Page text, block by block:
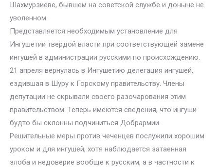
Шахмурзиеве, бывшем на советской службе и доныне не
уволенном.
Представляется необходимым установление для
Ингушетии твердой власти при соответствующей замене
ингушей в администрации русскими по происхождению.
21 апреля вернулась в Ингушетию делегация ингушей,
ездившая в Шуру к Горскому правительству. Члены
депутации не скрывали своего разочарования этим
правительством. Теперь имеются сведения, что ингуши
будто бы склонны подчиниться Добрармии.
Решительные меры против чеченцев послужили хорошим
уроком и для ингушей, хотя наблюдается затаенная
злоба и недоверие вообще к русским, а в частности к